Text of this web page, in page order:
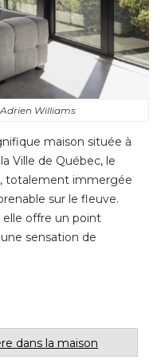
Williams
maison située à
Ville de Québec, le
totalement immergée
sur le fleuve.
elle offre un point
sensation de
dans la maison